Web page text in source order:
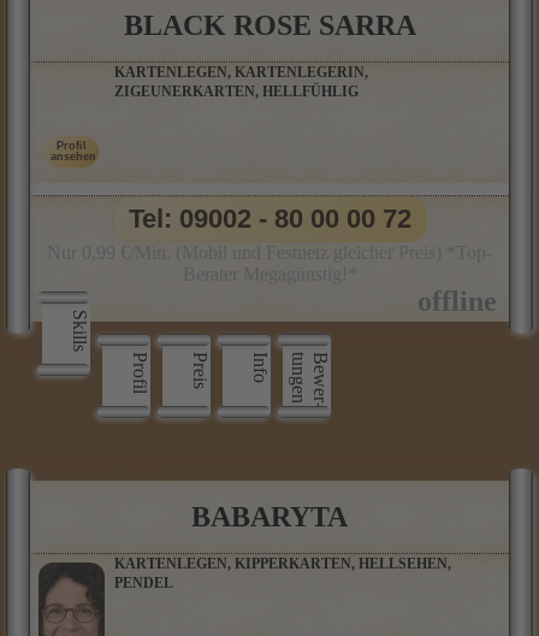
BLACK ROSE SARRA
KARTENLEGEN, KARTENLEGERIN,
ZIGEUNERKARTEN, HELLFÜHLIG
Skills
Profil
Preis Info B
e
w
e
r
­
t
u
n
g
e
n
Tel: 09002 - 80 00 00 72
BABARYTA
KARTENLEGEN, KIPPERKARTEN, HELLSEHEN,
PENDEL